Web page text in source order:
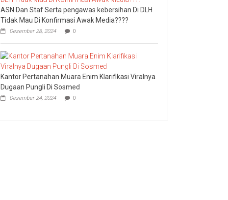
ASN Dan Staf Serta pengawas kebersihan Di DLH
Tidak Mau Di Konfirmasi Awak Media????
Desember 28, 2024 0
Kantor Pertanahan Muara Enim Klarifikasi Viralnya
Dugaan Pungli Di Sosmed
Desember 24, 2024 0